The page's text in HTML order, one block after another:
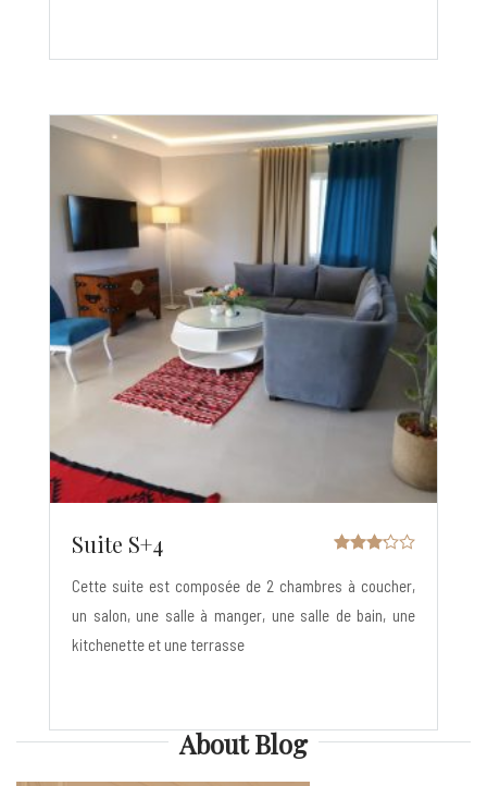
Suite S+4
Cette suite est composée de 2 chambres à coucher,
un salon, une salle à manger, une salle de bain, une
kitchenette et une terrasse
About Blog